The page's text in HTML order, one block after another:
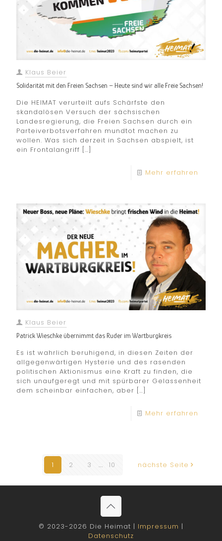
Klaus Beier
Solidarität mit den Freien Sachsen – Heute sind wir alle Freie Sachsen!
Die HEIMAT verurteilt aufs Schärfste den
skandalösen Versuch der sächsischen
Landesregierung, die Freien Sachsen durch ein
Parteiverbotsverfahren mundtot machen zu
wollen. Was sich derzeit in Sachsen abspielt, ist
ein Frontalangriff […]
Mehr erfahren
Klaus Beier
Patrick Wieschke übernimmt das Ruder im Wartburgkreis
Es ist wahrlich beruhigend, in diesen Zeiten der
allgegenwärtigen Hysterie und des rasenden
politischen Aktionismus eine Kraft zu finden, die
sich unaufgeregt und mit spürbarer Gelassenheit
dem scheinbar einfachen, aber […]
Mehr erfahren
1 2 3 ... 10 nächste Seite
© 2023-2026 Die Heimat | Impressum |
Datenschutz